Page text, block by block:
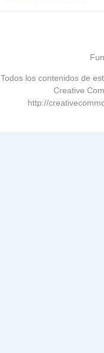
Todos los contenidos de
Creative
http://